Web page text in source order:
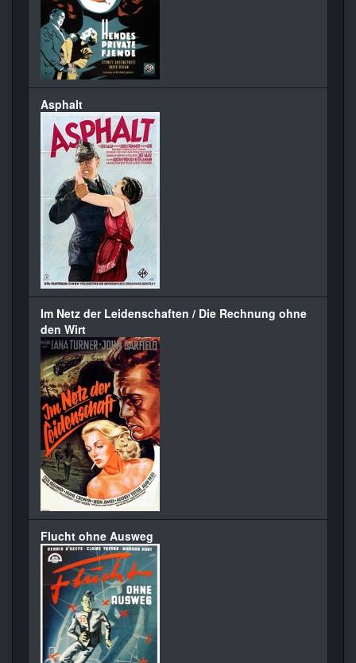
Asphalt
Im Netz der Leidenschaften / Die Rechnung ohne
den Wirt
Flucht ohne Ausweg